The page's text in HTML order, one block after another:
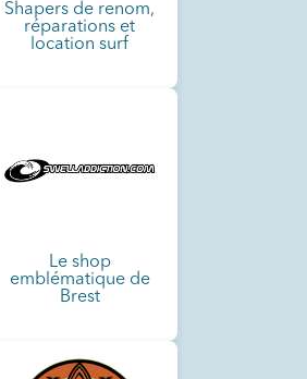
Shapers de renom,
réparations et
location surf
Le shop
emblématique de
Brest